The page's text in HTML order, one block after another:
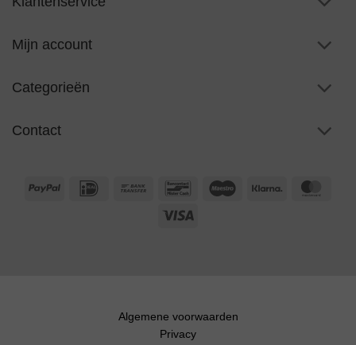
Mijn account
Categorieën
Contact
PayPal IDeal
Bank
BancontactMaestro Klarna
Algemene voorwaarden
Privacy